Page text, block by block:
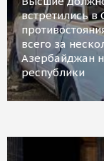
встретились в
всего за
Азербайджан
республики